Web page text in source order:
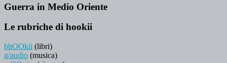
Guerra in Medio Oriente
Le rubriche di hookii
bhOOkii (libri)
g/audio (musica)